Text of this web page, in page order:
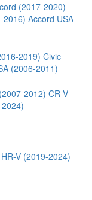
(2017-2020)
2016) Accord USA
2019) Civic
(2006-2011)
2012) CR-V
HR-V (2019-2024)